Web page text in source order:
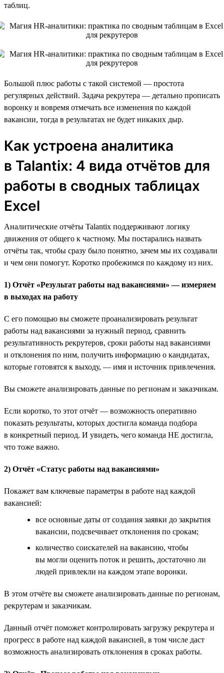
таблиц.
Большой плюс работы с такой системой — простота
регулярных действий. Задача рекрутера — детально прописать
воронку и вовремя отмечать все изменения по каждой
вакансии, тогда в результатах не будет никаких дыр.
Как устроена аналитика
в Talantix: 4 вида отчётов для
работы в сводных таблицах
Excel
Аналитические отчёты Talantix поддерживают логику
движения от общего к частному. Мы постарались назвать
отчёты так, чтобы сразу было понятно, зачем мы их создавали
и чем они помогут. Коротко пробежимся по каждому из них.
1) Отчёт «Результат работы над вакансиями» — измеряем
в выходах на работу
С его помощью вы сможете проанализировать результат
работы над вакансиями за нужный период, сравнить
результативность рекрутеров, сроки работы над вакансиями
и отклонения по ним, получить информацию о кандидатах,
которые готовятся к выходу, — имя и источник привлечения.
Вы сможете анализировать данные по регионам и заказчикам.
Если коротко, то этот отчёт — возможность оперативно
показать результаты, которых достигла команда подбора
в конкретный период. И увидеть, чего команда НЕ достигла,
что тоже важно.
2) Отчёт «Статус работы над вакансиями»
Покажет вам ключевые параметры в работе над каждой
вакансией:
все основные даты от создания заявки до закрытия
вакансии, подсвечивает отклонения по срокам;
количество соискателей на вакансию, чтобы
вы могли оценить поток и решить, достаточно ли
людей привлекли на каждом этапе воронки.
В этом отчёте вы сможете анализировать данные по регионам,
рекрутерам и заказчикам.
Данный отчёт поможет контролировать загрузку рекрутера и
прогресс в работе над каждой вакансией, в том числе даст
возможность анализировать отклонения в сроках работы.